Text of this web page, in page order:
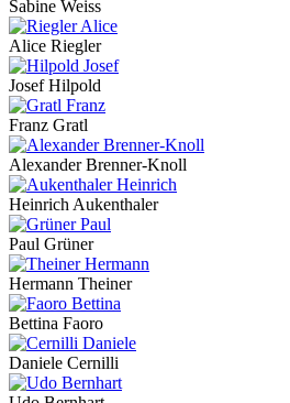
Sabine Weiss
Alice Riegler
Josef Hilpold
Franz Gratl
Alexander Brenner-Knoll
Heinrich Aukenthaler
Paul Grüner
Hermann Theiner
Bettina Faoro
Daniele Cernilli